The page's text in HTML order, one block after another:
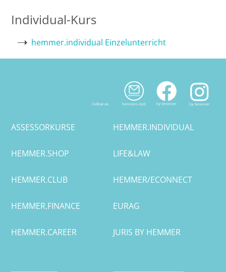
Individual-Kurs
hemmer.individual Einzelunterricht
ASSESSORKURSE HEMMER.INDIVIDUAL
HEMMER.SHOP LIFE&LAW
HEMMER.CLUB HEMMER/ECONNECT
HEMMER.FINANCE EURAG
HEMMER.CAREER JURIS BY HEMMER
Greifswald
Göttingen